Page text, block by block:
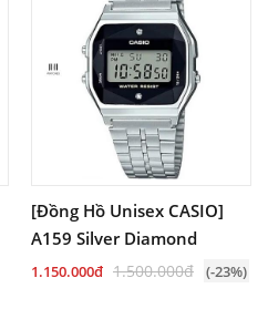
[Đồng Hồ Unisex CASIO]
A159 Silver Diamond
1.150.000đ 1.500.000đ (-23%)